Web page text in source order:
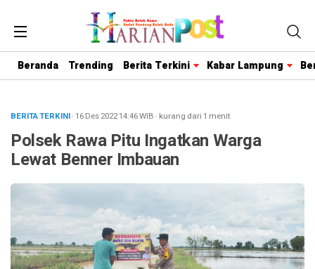
Beranda Trending Berita Terkini Kabar Lampung
BERITA TERKINI· 16 Des 202214:46WIB · kurang dari 1 menit
Polsek Rawa Pitu Ingatkan Warga
Lewat Benner Imbauan